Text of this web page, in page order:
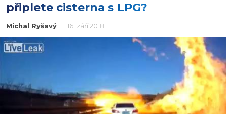
připlete cisterna s LPG?
Michal Ryšavý 16. září 2018